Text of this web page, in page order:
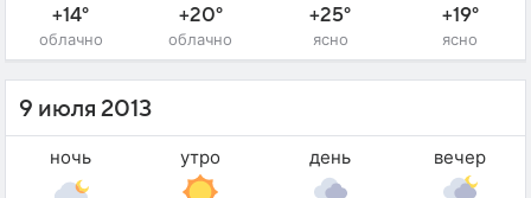
+14°
облачно
+20°
облачно
+25°
ясно
+19°
ясно
9 июля 2013
ночь утро день вечер